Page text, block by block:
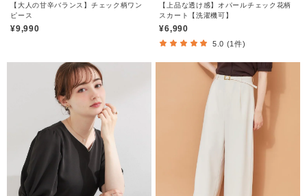
【大人の甘辛バランス】チェック柄ワン
ピース
¥9,990
【上品な透け感】オパールチェック花柄
スカート【洗濯機可】
¥6,990
5.0 (1件)